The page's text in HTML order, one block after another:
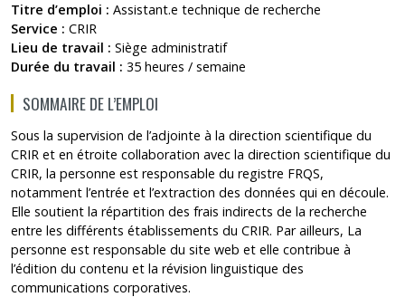
Member Dashboard
Titre d’emploi : Assistant.e technique de recherche
Service : CRIR
Lieu de travail : Siège administratif
Durée du travail : 35 heures / semaine
SOMMAIRE DE L’EMPLOI
Sous la supervision de l’adjointe à la direction scientifique du
CRIR et en étroite collaboration avec la direction scientifique du
CRIR, la personne est responsable du registre FRQS,
notamment l’entrée et l’extraction des données qui en découle.
Elle soutient la répartition des frais indirects de la recherche
entre les différents établissements du CRIR. Par ailleurs, La
personne est responsable du site web et elle contribue à
l’édition du contenu et la révision linguistique des
communications corporatives.